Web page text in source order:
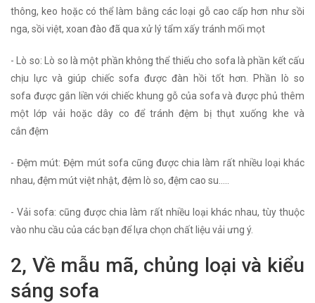
thông, keo hoặc có thể làm bằng các loại gỗ cao cấp hơn như sồi
nga, sồi việt, xoan đào đã qua xử lý tẩm xấy tránh mối mọt
- Lò so: Lò so là một phần không thể thiếu cho sofa là phần kết cấu
chịu lực và giúp chiếc sofa được đàn hồi tốt hơn. Phần lò so
sofa được gắn liền với chiếc khung gỗ của sofa và được phủ thêm
một lớp vải hoặc dây co để tránh đệm bị thụt xuống khe và
cắn đệm
- Đệm mút: Đệm mút sofa cũng được chia làm rất nhiều loại khác
nhau, đệm mút việt nhật, đệm lò so, đệm cao su…..
- Vải sofa: cũng được chia làm rất nhiều loại khác nhau, tùy thuộc
vào nhu cầu của các bạn để lựa chọn chất liệu vải ưng ý.
2, Về mẫu mã, chủng loại và kiểu
sáng sofa